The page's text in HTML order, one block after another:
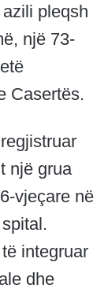
pleqsh
një 73-
Casertës.
një grua
vjeçare në
integruar
dhe